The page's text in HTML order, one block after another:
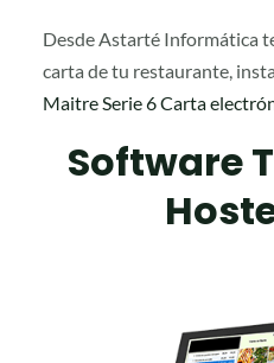
Desde Astarté Informática
carta de tu restaurante,
Maitre Serie 6 Carta
Software